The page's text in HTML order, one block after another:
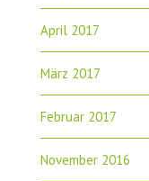
April 2017
März 2017
Februar 2017
November 2016